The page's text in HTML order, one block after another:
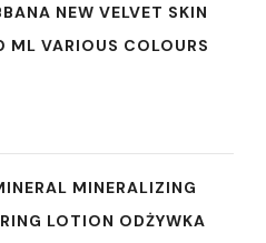
NEW VELVET SKIN
ML VARIOUS COLOURS
MINERALIZING
LOTION ODŻYWKA